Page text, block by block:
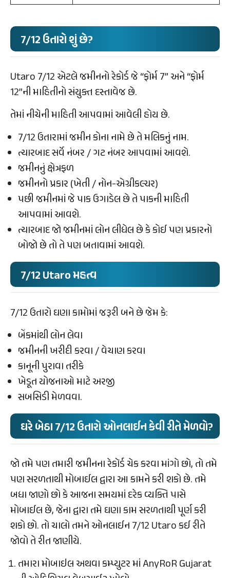
7/12 ઉતારો શું છે?
Utaro 7/12 એટલે જમીનનો રેકોર્ડ જે “ફોર્મ 7” અને “ફોર્મ
12”ની માહિતીનો સંયુક્ત દસ્તાવેજ છે.
તેમાં નીચેની માહિતી આપવામાં આવેલી હોય છે.
7/12 ઉતારામાં જમીન કોના નામે છે તે મલિકનું નામ.
ત્યારબાદ સર્વે નંબર / ગટ નંબર આપવામાં આવશે.
જમીનનું ક્ષેત્રફળ
જમીનનો પ્રકાર (ખેતી / નોન-એગ્રીકલ્ચર)
પછી જમીનમાં જે પાક ઉગાડેલ છે તે પાકની માહિતી
આપવામાં આવશે.
ત્યારબાદ જો જમીનમાં લોન લીધેલ છે કે કોઈ પણ પ્રકારનો
બોજો છે તો તે પણ બતાવામાં આવશે.
7/12 Utaro મહત્વ
7/12 ઉતારો ઘણા કામોમાં જરૂરી બને છે જેમ કે:
બેંકમાંથી લોન લેવા
જમીનની ખરીદી કરવા / વેચાણ કરવા
કાનૂની પુરાવા તરીકે
ખેડૂત યોજનાઓ માટે અરજી
સબસિડી મેળવવા.
ઘરે બેઠા 7/12 ઉતારો ઓનલાઈન કેવી રીતે મેળવો?
જો તમે પણ તમારી જમીનના રેકૉર્ડ ચેક કરવા માંગો છો, તો તમે
પણ સરળતાથી મોબાઈલ દ્વારા આ કામને કરી શકો છે. તમે
બધા જાણો છો કે આજના સમયમાં દરેક વ્યક્તિ પાસે
મોબાઈલ છે, જેના દ્વારા તમે ઘણા કામ સરળતાથી પૂર્ણ કરી
શકો છો. તો ચાલો તમને ઓનલાઈન 7/12 Utaro કઈ રીતે
જોવો તે રીત જાણીયે.
તમારા મોબાઇલ અથવા કમ્પ્યુટર માં AnyRoR Gujarat